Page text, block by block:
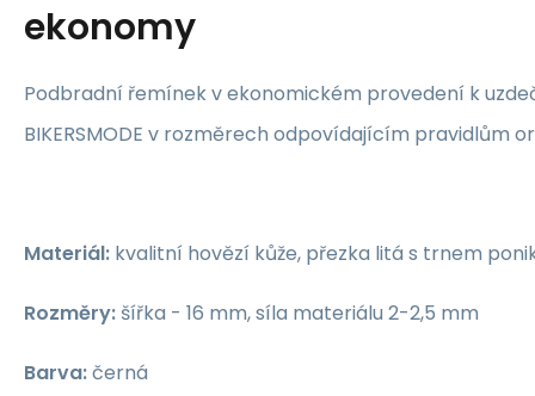
ekonomy
Podbradní řemínek v ekonomickém provedení k
BIKERSMODE v rozměrech odpovídajícím pravidlům
Materiál: kvalitní hovězí kůže, přezka litá s trnem
Rozměry: šířka - 16 mm, síla materiálu 2-2,5 mm
Barva:černá